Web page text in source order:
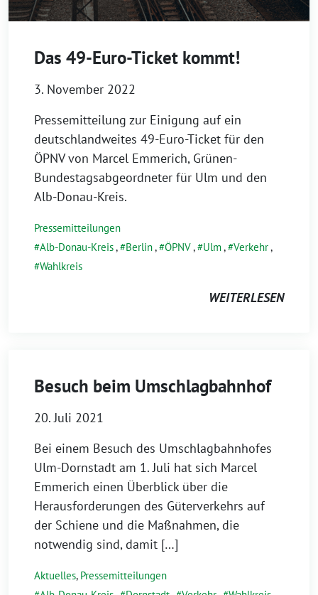
Das 49-Euro-Ticket kommt!
3. November 2022
Pressemitteilung zur Einigung auf ein
deutschlandweites 49-Euro-Ticket für den
ÖPNV von Marcel Emmerich, Grünen-
Bundestagsabgeordneter für Ulm und den
Alb-Donau-Kreis.
Pressemitteilungen
Alb-Donau-Kreis, Berlin, ÖPNV, Ulm, Verkehr,
Wahlkreis
WEITERLESEN
Besuch beim Umschlagbahnhof
20. Juli 2021
Bei einem Besuch des Umschlagbahnhofes
Ulm-Dornstadt am 1. Juli hat sich Marcel
Emmerich einen Überblick über die
Herausforderungen des Güterverkehrs auf
der Schiene und die Maßnahmen, die
notwendig sind, damit […]
Aktuelles, Pressemitteilungen